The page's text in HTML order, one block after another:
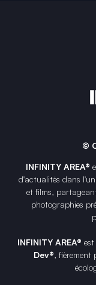
©
INFINITY AREA®
d'actualités dans
et films,
photographies
INFINITY AREA®
Dev®, fièrement